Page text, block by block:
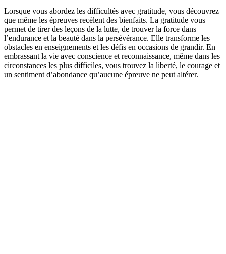
Lorsque vous abordez les difficultés avec gratitude, vous découvrez
que même les épreuves recèlent des bienfaits. La gratitude vous
permet de tirer des leçons de la lutte, de trouver la force dans
l’endurance et la beauté dans la persévérance. Elle transforme les
obstacles en enseignements et les défis en occasions de grandir. En
embrassant la vie avec conscience et reconnaissance, même dans les
circonstances les plus difficiles, vous trouvez la liberté, le courage et
un sentiment d’abondance qu’aucune épreuve ne peut altérer.